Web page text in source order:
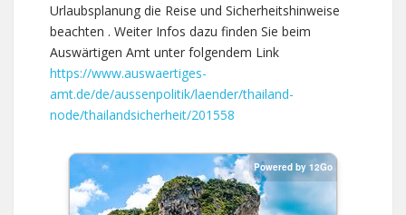
Urlaubsplanung die Reise und Sicherheitshinweise
beachten . Weiter Infos dazu finden Sie beim
Auswärtigen Amt unter folgendem Link
https://www.auswaertiges-
amt.de/de/aussenpolitik/laender/thailand-
node/thailandsicherheit/201558